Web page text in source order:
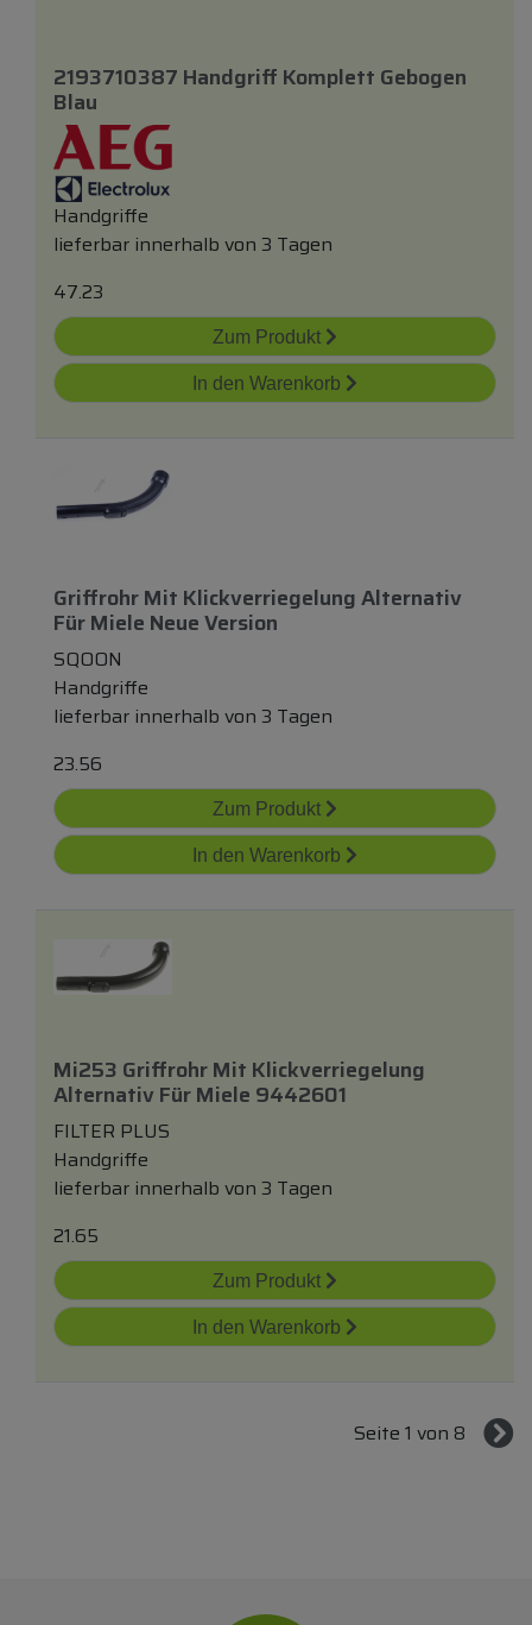
2193710387 Handgriff Komplett Gebogen
Blau
Handgriffe
lieferbar innerhalb von 3 Tagen
47.23
Zum Produkt
In den Warenkorb
Griffrohr Mit Klickverriegelung Alternativ
Für Miele Neue Version
SQOON
Handgriffe
lieferbar innerhalb von 3 Tagen
23.56
Zum Produkt
In den Warenkorb
Mi253 Griffrohr Mit Klickverriegelung
Alternativ Für Miele 9442601
FILTER PLUS
Handgriffe
lieferbar innerhalb von 3 Tagen
21.65
Zum Produkt
In den Warenkorb
Seite 1 von 8